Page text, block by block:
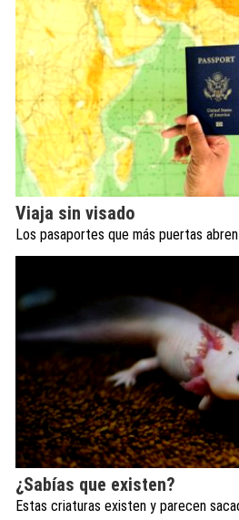
Viaja sin visado
Los pasaportes que más puertas
¿Sabías que existen?
Estas criaturas existen y parecen